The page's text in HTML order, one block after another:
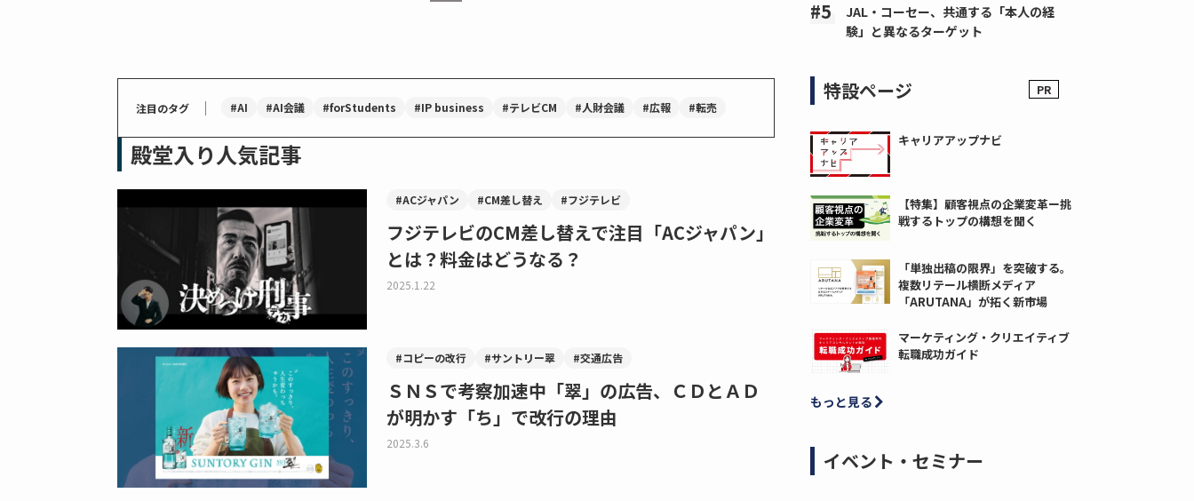
注目のタグ ｜ #AI #AI会議 #forStudents #IP business #テレビCM #人財会議 #広報 #転売
殿堂入り人気記事
#ACジャパン #CM差し替え #フジテレビ
フジテレビのCM差し替えで注目「ACジャパン」
とは？料金はどうなる？
2025.1.22
#コピーの改行 #サントリー翠 #交通広告
ＳＮＳで考察加速中「翠」の広告、ＣＤとＡＤ
が明かす「ち」で改行の理由
2025.3.6
JAL・コーセー、共通する「本人の経
験」と異なるターゲット
特設ページ
キャリアアップナビ
【特集】顧客視点の企業変革ー挑
戦するトップの構想を聞く
「単独出稿の限界」を突破する。
複数リテール横断メディア
「ARUTANA」が拓く新市場
マーケティング・クリエイティブ
転職成功ガイド
もっと見る
イベント・セミナー